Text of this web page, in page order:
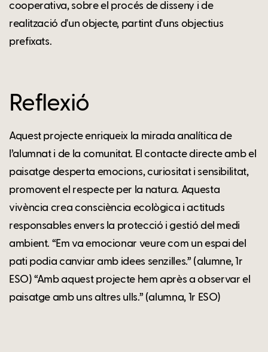
cooperativa, sobre el procés de disseny i de
realització d'un objecte, partint d'uns objectius
prefixats.
Reflexió
Aquest projecte enriqueix la mirada analítica de
l’alumnat i de la comunitat. El contacte directe amb el
paisatge desperta emocions, curiositat i sensibilitat,
promovent el respecte per la natura. Aquesta
vivència crea consciència ecològica i actituds
responsables envers la protecció i gestió del medi
ambient. “Em va emocionar veure com un espai del
pati podia canviar amb idees senzilles.” (alumne, 1r
ESO) “Amb aquest projecte hem après a observar el
paisatge amb uns altres ulls.” (alumna, 1r ESO)